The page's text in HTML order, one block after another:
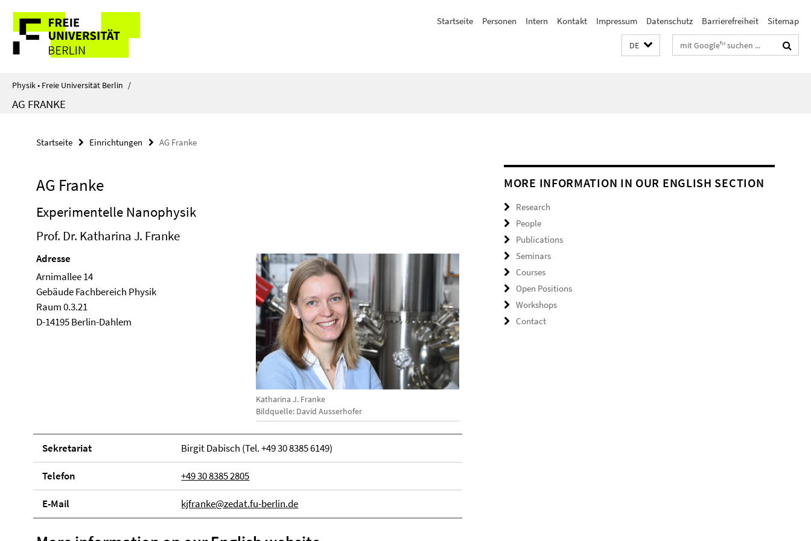
direkt
Inhalt
Service-
Navigation
Startseite Personen Intern Kontakt Impressum Datenschutz Barrierefreiheit Sitemap
DE Suchbegriffe
Physik • Freie Universität Berlin /
AG FRANKE
Startseite Einrichtungen AG Franke
AG Franke
Experimentelle Nanophysik
Prof. Dr. Katharina J. Franke
Katharina J. Franke
Bildquelle: David Ausserhofer
Adresse
Arnimallee 14
Ge­bäude Fachbereich Physik
Raum 0.3.21
D-14195 Berlin-Dahlem
Se­kre­ta­ri­at Birgit Dabisch (Tel. +49 30 8385 6149)
Telefon +49 30 8385 2805
E-Mail kjfranke@zedat.fu-berlin.de
MORE INFORMATION IN OUR ENGLISH SECTION
Research
People
Publications
Seminars
Courses
Open Positions
Workshops
Contact